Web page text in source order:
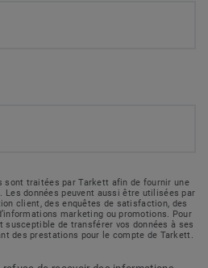
sont traitées par Tarkett afin de fournir une
Les données peuvent aussi être utilisées par
client, des enquêtes de satisfaction, des
marketing ou promotions. Pour
de transférer vos données à ses
des prestations pour le compte de Tarkett.